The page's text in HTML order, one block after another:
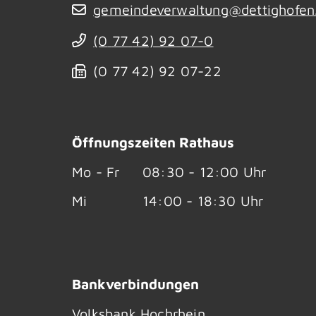
(0 77 42) 92 07-0
(0 77 42) 92 07-22
Öffnungszeiten Rathaus
Mo - Fr
08:30 - 12:00 Uhr
Mi
14:00 - 18:30 Uhr
Bankverbindungen